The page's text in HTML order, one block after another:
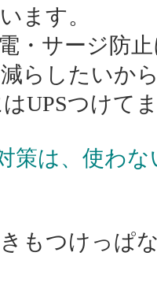
ます。
・サージ防
らしたいか
UPSつけて
策は、使わ
もつけっぱ